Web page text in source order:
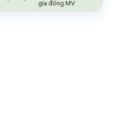
gia đóng MV